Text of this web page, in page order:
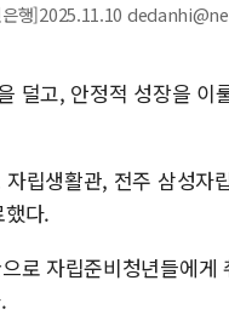
은행]2025.11.10
덜고, 안정적 성장을 이
립생활관, 전주 삼성자
다.
로 자립준비청년들에게